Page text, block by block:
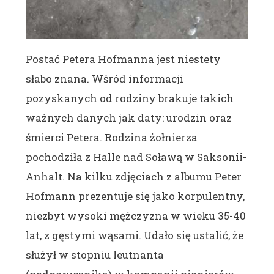
Postać Petera Hofmanna jest niestety
słabo znana. Wśród informacji
pozyskanych od rodziny brakuje takich
ważnych danych jak daty: urodzin oraz
śmierci Petera. Rodzina żołnierza
pochodziła z Halle nad Soławą w Saksonii-
Anhalt. Na kilku zdjęciach z albumu Peter
Hofmann prezentuje się jako korpulentny,
niezbyt wysoki mężczyzna w wieku 35-40
lat, z gęstymi wąsami. Udało się ustalić, że
służył w stopniu leutnanta